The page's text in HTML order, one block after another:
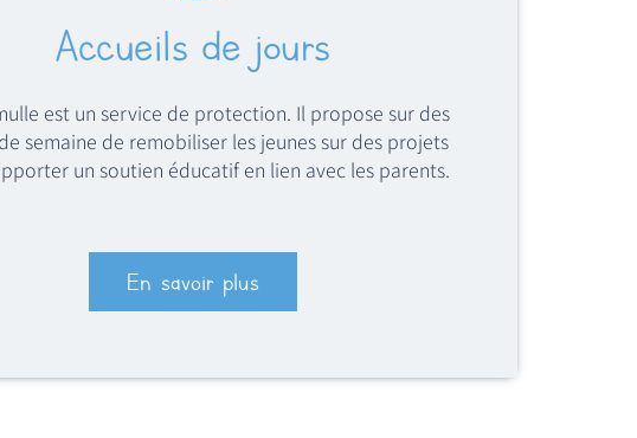
Accueils de jours
est un service de protection. Il propose sur des
semaine de remobiliser les jeunes sur des projets
un soutien éducatif en lien avec les parents.
En savoir plus